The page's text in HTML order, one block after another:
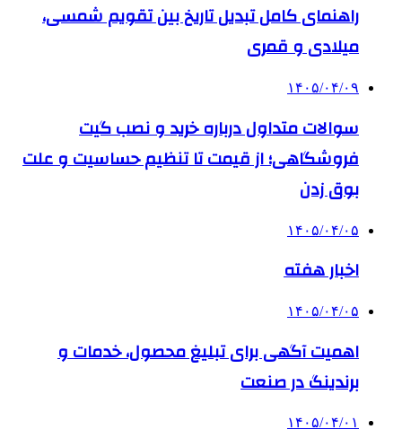
راهنمای کامل تبدیل تاریخ بین تقویم شمسی،
میلادی و قمری
۱۴۰۵/۰۴/۰۹
سوالات متداول درباره خرید و نصب گیت
فروشگاهی؛ از قیمت تا تنظیم حساسیت و علت
بوق زدن
۱۴۰۵/۰۴/۰۵
اخبار هفته
۱۴۰۵/۰۴/۰۵
اهمیت آگهی برای تبلیغ محصول، خدمات و
برندینگ در صنعت
۱۴۰۵/۰۴/۰۱